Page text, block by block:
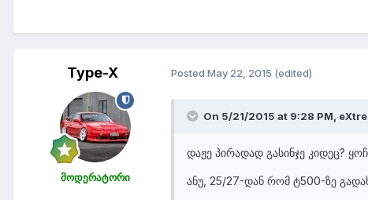
Type-X
მოდერატორი
Posted May 22, 2015 (edited)
On 5/21/2015 at 9:28 PM,
​დაჟე პირადად გასინჯე კიდეც?
ანუ, 25/27-დან რომ ტ500-ზე